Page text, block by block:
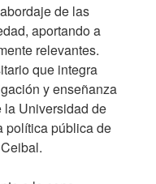
de las
aportando a
relevantes.
que integra
y enseñanza
la Universidad de
política pública de